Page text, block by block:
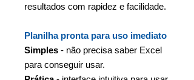
resultados com rapidez e facilidade.
Planilha pronta para uso imediato
Simples - não precisa saber Excel
para conseguir usar.